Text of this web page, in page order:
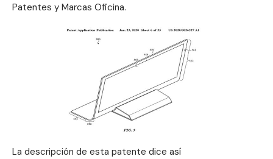
Patentes y Marcas Oficina.
La descripción de esta patente dice así